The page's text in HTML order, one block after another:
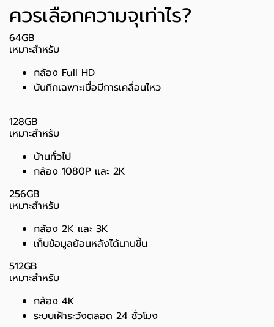
ควรเลือกความจุเท่าไร?
64GB
เหมาะสำหรับ
กล้อง Full HD
บันทึกเฉพาะเมื่อมีการเคลื่อนไหว
128GB
เหมาะสำหรับ
บ้านทั่วไป
กล้อง 1080P และ 2K
256GB
เหมาะสำหรับ
กล้อง 2K และ 3K
เก็บข้อมูลย้อนหลังได้นานขึ้น
512GB
เหมาะสำหรับ
กล้อง 4K
ระบบเฝ้าระวังตลอด 24 ชั่วโมง